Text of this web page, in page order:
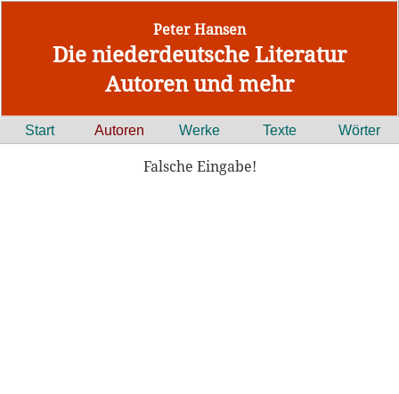
Peter Hansen
Die niederdeutsche Literatur
Autoren und mehr
Start Autoren Werke Texte Wörter
Falsche Eingabe!